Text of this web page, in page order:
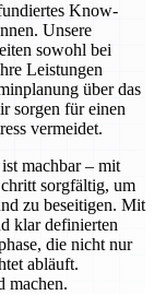
Know-
Unsere
sowohl bei
Leistungen
über das
sorgen für einen
vermeidet.
machbar – mit
sorgfältig, um
zu beseitigen. Mit
klar definierten
die nicht nur
abläuft.
machen.